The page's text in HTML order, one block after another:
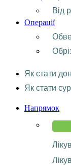
Від
Операції
Як стати
Як стати
Напрямок